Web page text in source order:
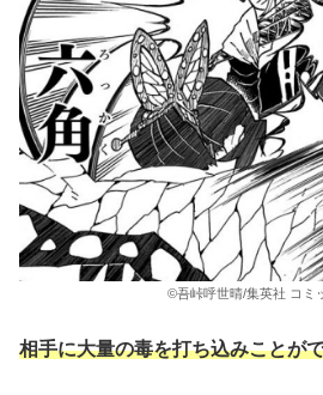
©吾峠呼世晴/集英社 コミ
相手に大量の毒を打ち込みことが